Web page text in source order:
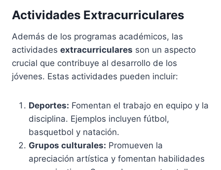
Actividades Extracurriculares
Además de los programas académicos, las
actividades extracurriculares son un aspecto
crucial que contribuye al desarrollo de los
jóvenes. Estas actividades pueden incluir:
Deportes: Fomentan el trabajo en equipo y la
disciplina. Ejemplos incluyen fútbol,
basquetbol y natación.
Grupos culturales: Promueven la
apreciación artística y fomentan habilidades